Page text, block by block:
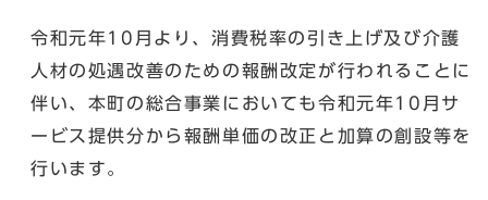
令和元年10月より、消費税率の引き上げ及び介護
人材の処遇改善のための報酬改定が行われることに
伴い、本町の総合事業においても令和元年10月サ
ービス提供分から報酬単価の改正と加算の創設等を
行います。